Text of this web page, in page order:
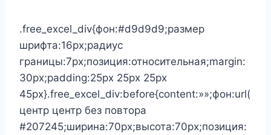
.free_excel_div{фон:#d9d9d9;размер
шрифта:16px;радиус
границы:7px;позиция:относительная;margin:
30px;padding:25px 25px 25px
45px}.free_excel_div:before{content:»»;фон:url(
центр центр без повтора
#207245;ширина:70px;высота:70px;позиция: